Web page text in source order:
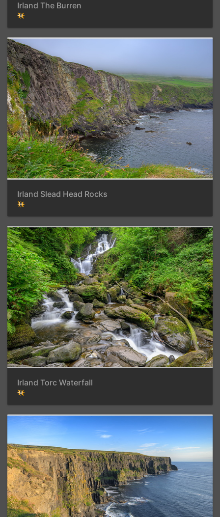
Irland The Burren
Irland Slead Head Rocks
Irland Torc Waterfall